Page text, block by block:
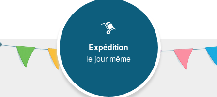
Expédition
le jour même